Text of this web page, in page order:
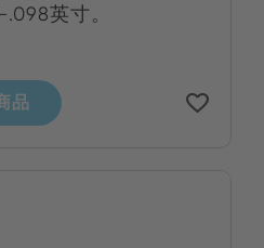
英寸。
品